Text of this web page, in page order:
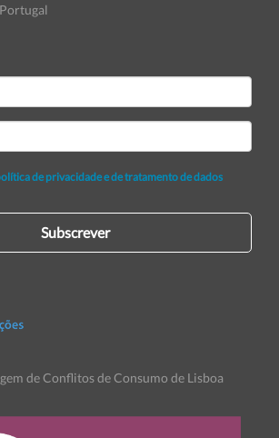
de privacidade e de tratamento de dados
Subscrever
de Conflitos de Consumo de Lisboa